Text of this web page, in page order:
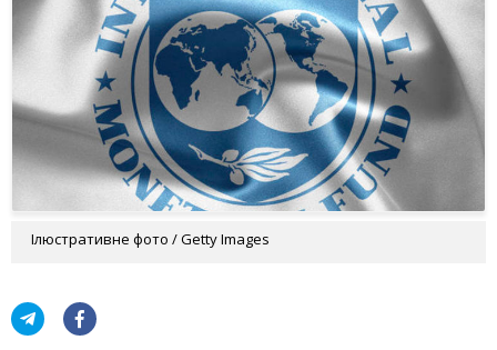
Ілюстративне фото / Getty Images